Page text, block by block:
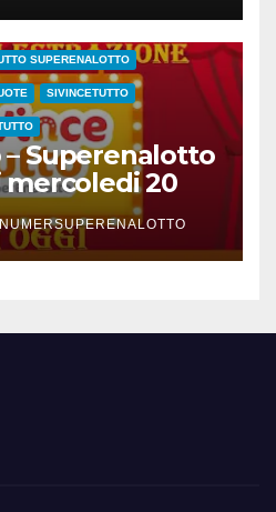
SUPERENALOTTO
SIVINCETUTTO
Superenalotto
mercoledi 20
vincenti